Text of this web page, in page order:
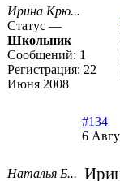
Ирина Крю...
Статус —
Школьник
Сообщений: 1
Регистрация: 22
Июня 2008
Наталья Б...
#134
6